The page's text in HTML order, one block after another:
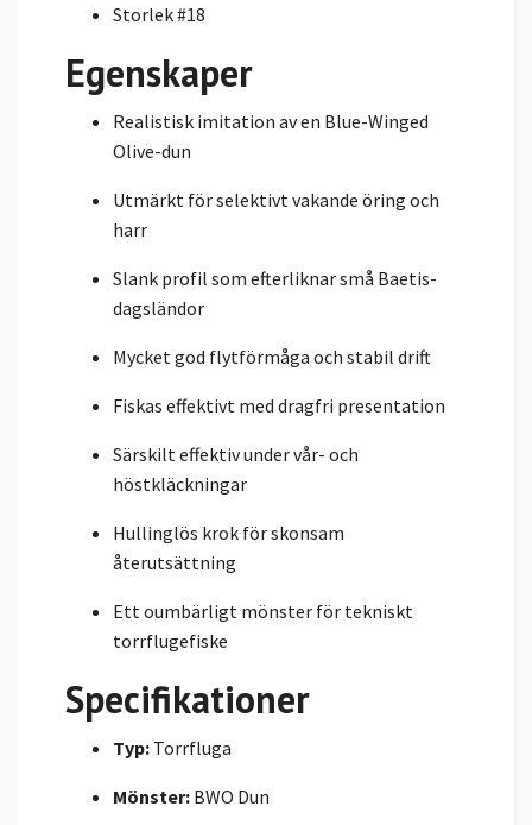
Storlek #18
Egenskaper
Realistisk imitation av en Blue-Winged
Olive-dun
Utmärkt för selektivt vakande öring och
harr
Slank profil som efterliknar små Baetis-
dagsländor
Mycket god flytförmåga och stabil drift
Fiskas effektivt med dragfri presentation
Särskilt effektiv under vår- och
höstkläckningar
Hullinglös krok för skonsam
återutsättning
Ett oumbärligt mönster för tekniskt
torrflugefiske
Specifikationer
Typ: Torrfluga
Mönster: BWO Dun